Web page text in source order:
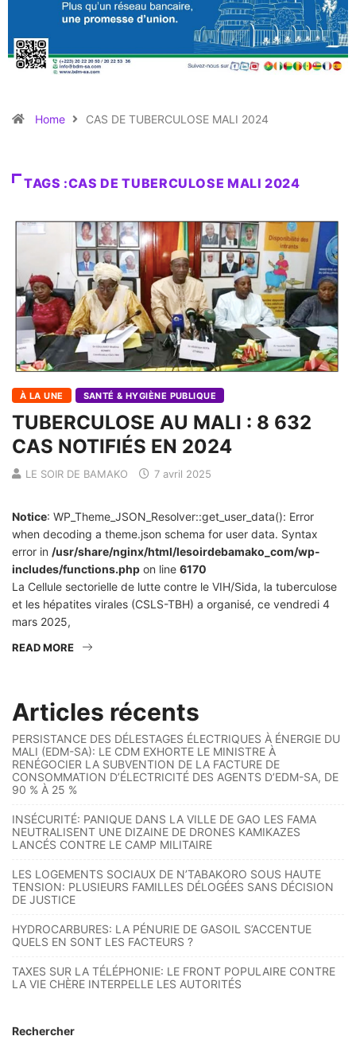
Home CAS DE TUBERCULOSE MALI 2024
TAGS :CAS DE TUBERCULOSE MALI 2024
À LA UNE SANTÉ & HYGIÈNE PUBLIQUE
TUBERCULOSE AU MALI : 8 632
CAS NOTIFIÉS EN 2024
LE SOIR DE BAMAKO 7 avril 2025
Notice: WP_Theme_JSON_Resolver::get_user_data(): Error
when decoding a theme.json schema for user data. Syntax
error in /usr/share/nginx/html/lesoirdebamako_com/wp-
includes/functions.php on line 6170
La Cellule sectorielle de lutte contre le VIH/Sida, la tuberculose
et les hépatites virales (CSLS-TBH) a organisé, ce vendredi 4
mars 2025,
READ MORE
Articles récents
PERSISTANCE DES DÉLESTAGES ÉLECTRIQUES À ÉNERGIE DU
MALI (EDM-SA): LE CDM EXHORTE LE MINISTRE À
RENÉGOCIER LA SUBVENTION DE LA FACTURE DE
CONSOMMATION D’ÉLECTRICITÉ DES AGENTS D’EDM-SA, DE
90 % À 25 %
INSÉCURITÉ: PANIQUE DANS LA VILLE DE GAO LES FAMA
NEUTRALISENT UNE DIZAINE DE DRONES KAMIKAZES
LANCÉS CONTRE LE CAMP MILITAIRE
LES LOGEMENTS SOCIAUX DE N’TABAKORO SOUS HAUTE
TENSION: PLUSIEURS FAMILLES DÉLOGÉES SANS DÉCISION
DE JUSTICE
HYDROCARBURES: LA PÉNURIE DE GASOIL S’ACCENTUE
QUELS EN SONT LES FACTEURS ?
TAXES SUR LA TÉLÉPHONIE: LE FRONT POPULAIRE CONTRE
LA VIE CHÈRE INTERPELLE LES AUTORITÉS
Rechercher